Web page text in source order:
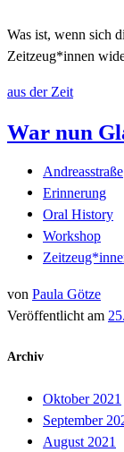
Was ist, wenn sich
Zeitzeug*innen
aus der Zeit
War nun
Andreasstraße
Erinnerung
Oral History
Workshop
von Paula Götze
Veröffentlicht am
Archiv
Oktober 2021
September
August 2021